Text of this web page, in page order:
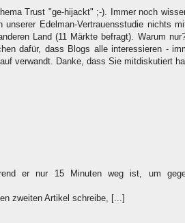
Trust "ge-hijackt" ;-). Immer noch
Edelman-Vertrauensstudie nichts
Land (11 Märkte befragt). Warum
dafür, dass Blogs alle interessieren -
verwandt. Danke, dass Sie mitdiskutiert
er nur 15 Minuten weg ist, um
zweiten Artikel schreibe, [...]